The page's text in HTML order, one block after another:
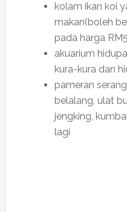
kolam ikan koi
makan(boleh
pada harga
akuarium
kura-kura dan
pameran
belalang, ulat
jengking,
lagi